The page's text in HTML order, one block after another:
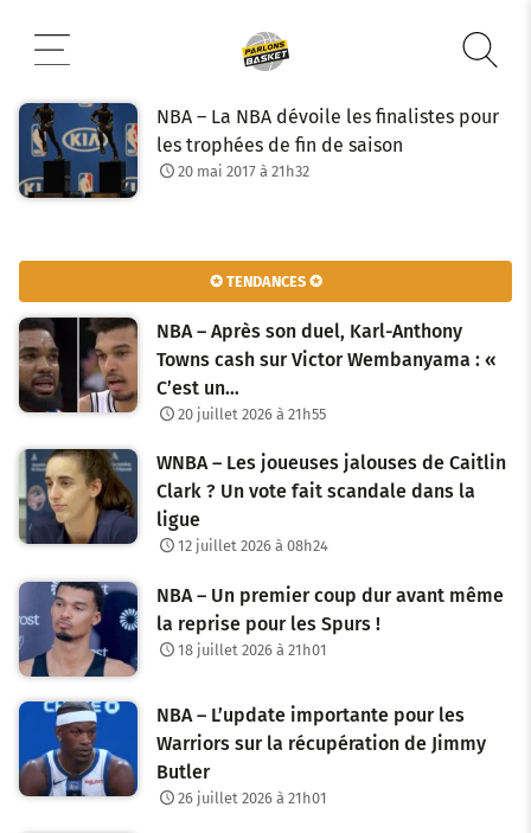
contenu
NBA – La NBA dévoile les finalistes pour
les trophées de fin de saison
20 mai 2017 à 21h32
✪ TENDANCES ✪
NBA – Après son duel, Karl-Anthony
Towns cash sur Victor Wembanyama : «
C’est un…
20 juillet 2026 à 21h55
WNBA – Les joueuses jalouses de Caitlin
Clark ? Un vote fait scandale dans la
ligue
12 juillet 2026 à 08h24
NBA – Un premier coup dur avant même
la reprise pour les Spurs !
18 juillet 2026 à 21h01
NBA – L’update importante pour les
Warriors sur la récupération de Jimmy
Butler
26 juillet 2026 à 21h01